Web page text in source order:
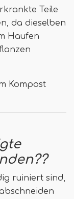
Teile
da dieselben
Haufen
Kompost
ruiniert sind,